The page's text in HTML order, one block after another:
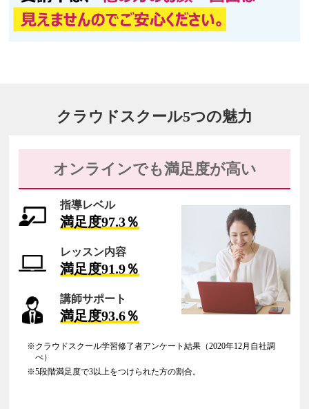
クラウドスクール5つの魅力
オンラインでも満足度が高い
指導レベル
満足度97.3％
レッスン内容
満足度91.9％
講師サポート
満足度93.6％
※クラウドスクール学習修了者アンケート結果（2020年12月自社調
べ）
※5段階満足度で3以上をつけられた方の割合。